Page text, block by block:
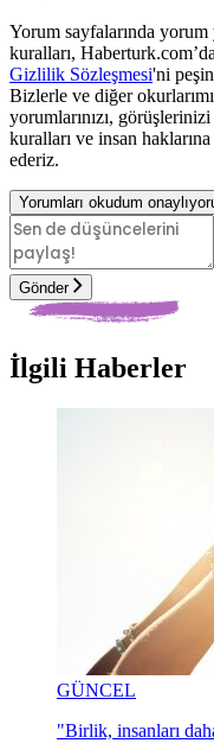
Yorum sayfalarında
kuralları,
Gizlilik Sözleşmesi'ni
Bizlerle ve diğer
yorumlarınızı,
kuralları ve insan
ederiz.
Yorumları okudum
Gönder
İlgili Haberler
GÜNCEL
"Birlik, insanları